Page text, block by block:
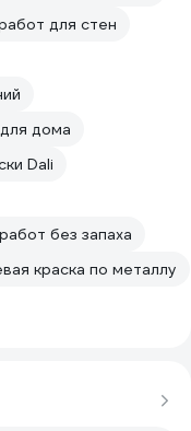
для стен
дома
Dali
без запаха
краска по металлу